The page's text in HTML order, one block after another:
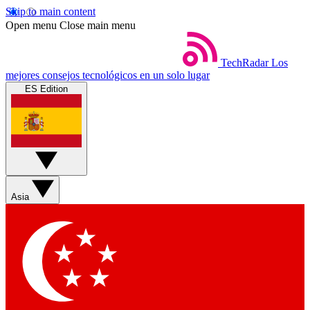
Skip to main content
Open menu Close main menu
TechRadar Los
mejores consejos tecnológicos en un solo lugar
ES Edition
Asia